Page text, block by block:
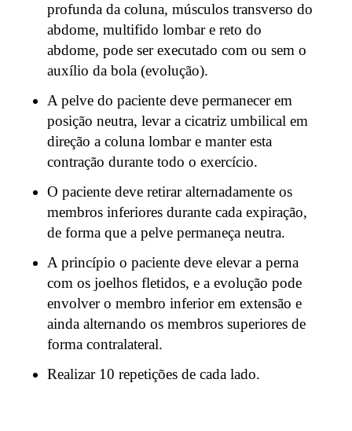
profunda da coluna, músculos transverso do
abdome, multifido lombar e reto do
abdome, pode ser executado com ou sem o
auxílio da bola (evolução).
A pelve do paciente deve permanecer em
posição neutra, levar a cicatriz umbilical em
direção a coluna lombar e manter esta
contração durante todo o exercício.
O paciente deve retirar alternadamente os
membros inferiores durante cada expiração,
de forma que a pelve permaneça neutra.
A princípio o paciente deve elevar a perna
com os joelhos fletidos, e a evolução pode
envolver o membro inferior em extensão e
ainda alternando os membros superiores de
forma contralateral.
Realizar 10 repetições de cada lado.